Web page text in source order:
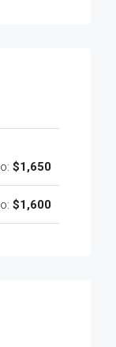
$1,650
$1,600